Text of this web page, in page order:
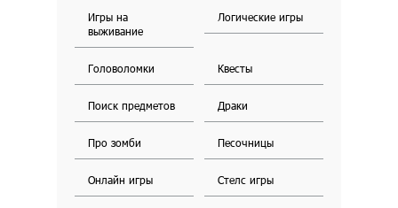
Игры на
выживание
Логические игры
Головоломки Квесты
Поиск предметов Драки
Про зомби Песочницы
Онлайн игры Стелс игры